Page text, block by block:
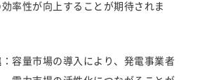
率性が向上することが期待されま
：容量市場の導入により、発電事業者